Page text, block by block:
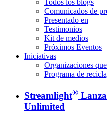
Todos los blogs
Comunicados de
Presentado en
Testimonios
Kit de medios
Próximos Eventos
Iniciativas
Organizaciones
Programa de
Streamlight®
Unlimited